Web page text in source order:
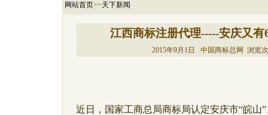
网站首页>>天下新闻
江西商标注册代理-----安庆又
2015年9月1日 中国商标总网 浏览
近日，国家工商总局商标局认定安庆市“皖山